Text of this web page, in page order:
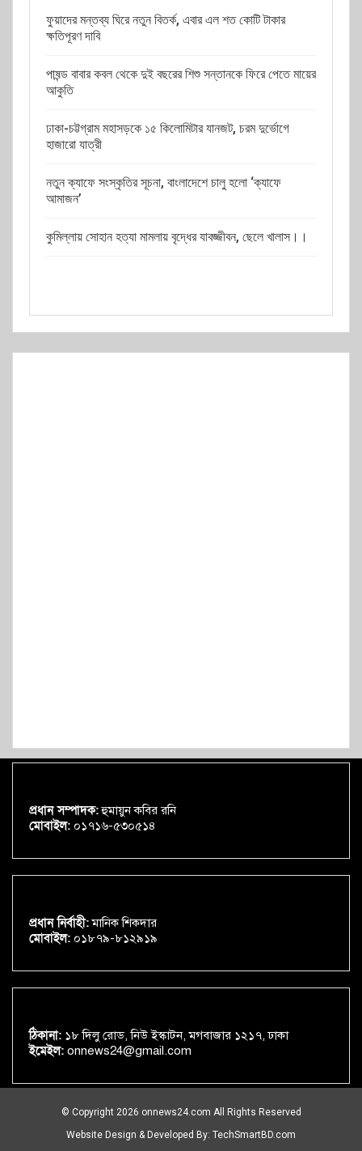
ফুয়াদের মন্তব্য ঘিরে নতুন বিতর্ক, এবার এল শত কোটি টাকার
ক্ষতিপূরণ দাবি
পাষন্ড বাবার কবল থেকে দুই বছরের শিশু সন্তানকে ফিরে পেতে মায়ের
আকুতি
ঢাকা-চট্টগ্রাম মহাসড়কে ১৫ কিলোমিটার যানজট, চরম দুর্ভোগে
হাজারো যাত্রী
নতুন ক্যাফে সংস্কৃতির সূচনা, বাংলাদেশে চালু হলো ‘ক্যাফে
আমাজন’
কুমিল্লায় সোহান হত্যা মামলায় বৃদ্ধের যাবজ্জীবন, ছেলে খালাস।।
প্রধান সম্পাদক:হুমায়ুন কবির রনি
মোবাইল: ০১৭১৬-৫৩০৫১৪
প্রধান নির্বাহী:মানিক শিকদার
মোবাইল: ০১৮৭৯-৮১২৯১৯
ঠিকানা: ১৮ দিলু রোড, নিউ ইস্কাটন, মগবাজার ১২১৭, ঢাকা
ইমেইল: onnews24@gmail.com
© Copyright 2026 onnews24.com All Rights Reserved
Website Design & Developed By: TechSmartBD.com